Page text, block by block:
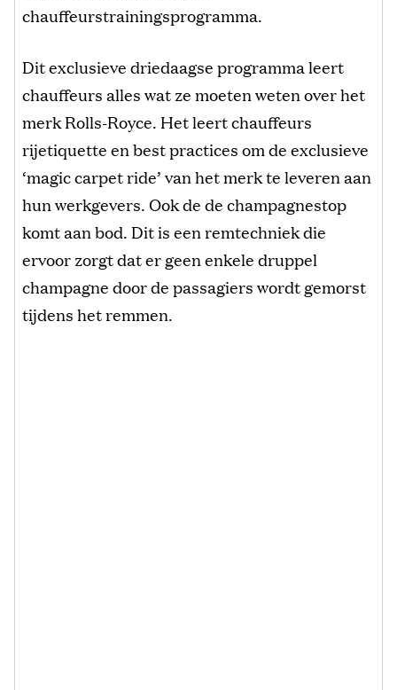
chauffeurstrainingsprogramma.
Dit exclusieve driedaagse programma leert
chauffeurs alles wat ze moeten weten over het
merk Rolls-Royce. Het leert chauffeurs
rijetiquette en best practices om de exclusieve
‘magic carpet ride’ van het merk te leveren aan
hun werkgevers. Ook de de champagnestop
komt aan bod. Dit is een remtechniek die
ervoor zorgt dat er geen enkele druppel
champagne door de passagiers wordt gemorst
tijdens het remmen.